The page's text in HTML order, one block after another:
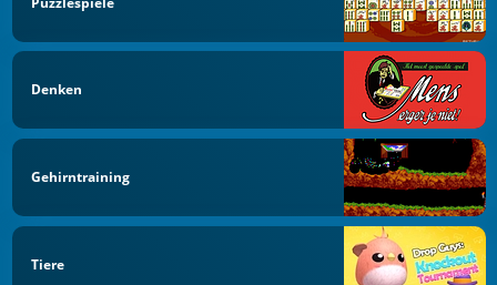
Denken
Gehirntraining
Tiere